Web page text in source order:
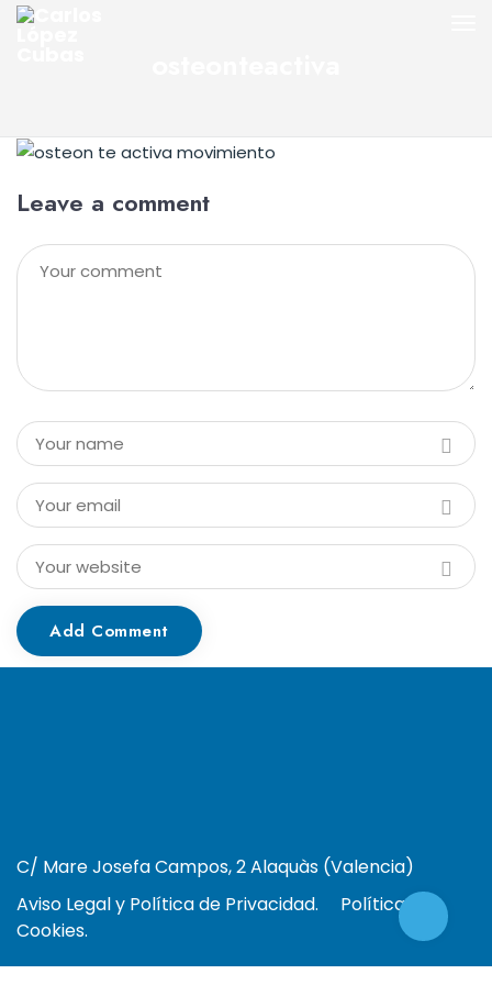
Leave a comment
Add Comment
C/ Mare Josefa Campos, 2 Alaquàs (Valencia)
Aviso Legal y Política de Privacidad.
Política de
Cookies.